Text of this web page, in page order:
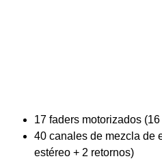
17 faders motorizados
40 canales de mezcla de
estéreo + 2 retornos)